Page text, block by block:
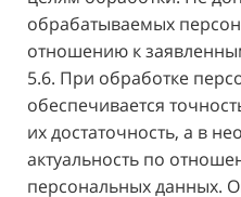
обрабатываемых
отношению к
5.6. При обработке
обеспечивается
их достаточность, а в
актуальность по
персональных данных.